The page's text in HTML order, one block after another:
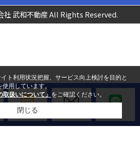
来店予約
武和不動産 All Rights Reserved.
ト利用状況把握、サービス向上検討を目的と
用しています。
取扱いについて」 をご確認ください。
閉じる